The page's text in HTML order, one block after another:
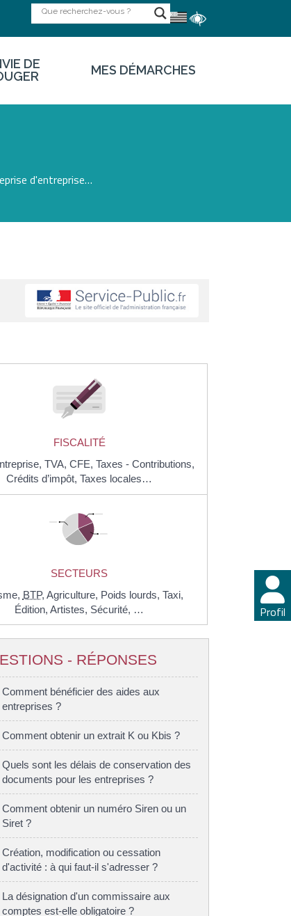
DE
MES DÉMARCHES
d'entreprise…
Profil
FISCALITÉ
TVA, CFE, Taxes - Contributions,
Crédits d’impôt,Taxes locales…
SECTEURS
BTP, Agriculture, Poids lourds, Taxi,
Édition,Artistes, Sécurité, …
- RÉPONSES
Comment bénéficier des aides aux
entreprises ?
Comment obtenir un extrait K ou Kbis ?
Quels sont les délais de conservation des
documents pour les entreprises ?
Comment obtenir un numéro Siren ou un
Siret ?
Création, modification ou cessation
d'activité : à qui faut-il s'adresser ?
La désignation d'un commissaire aux
comptes est-elle obligatoire ?